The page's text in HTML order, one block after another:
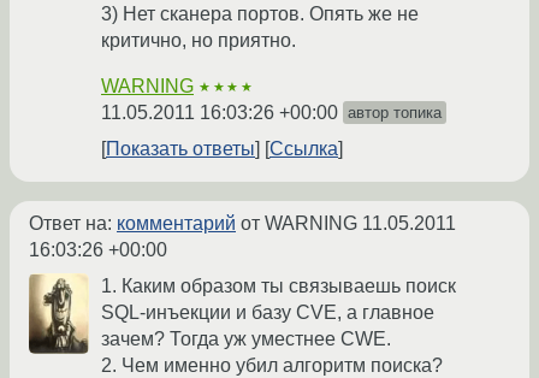
3) Нет сканера портов. Опять же не
критично, но приятно.
WARNING ★★★★
11.05.2011 16:03:26 +00:00 автор топика
Показать ответы Ссылка
Ответ на: комментарий от WARNING 11.05.2011
16:03:26 +00:00
1. Каким образом ты связываешь поиск
SQL-инъекции и базу CVE, а главное
зачем? Тогда уж уместнее CWE.
2. Чем именно убил алгоритм поиска?